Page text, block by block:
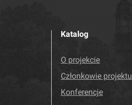
Katalog
O projekcie
Członkowie projektu
Konferencje